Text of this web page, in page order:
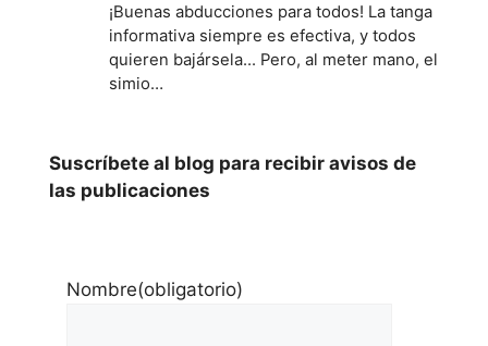
¡Buenas abducciones para todos! La tanga
informativa siempre es efectiva, y todos
quieren bajársela... Pero, al meter mano, el
simio…
Suscríbete al blog para recibir avisos de
las publicaciones
Nombre(obligatorio)